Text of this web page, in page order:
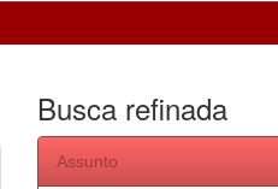
Busca refinada
Assunto